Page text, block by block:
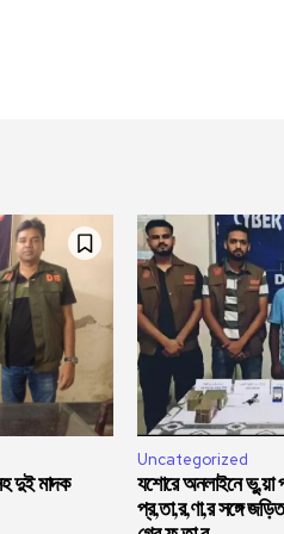
দুই মাদক
Uncategorized
যশোরে অনলাইনে ভু,য়া
প্র,তা,র,ণা,র সঙ্গে